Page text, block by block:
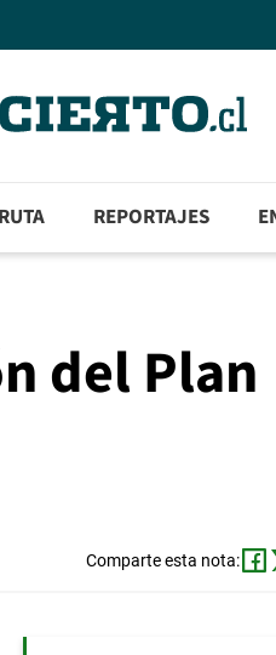
REPORTAJES
del Plan
Comparte esta nota: